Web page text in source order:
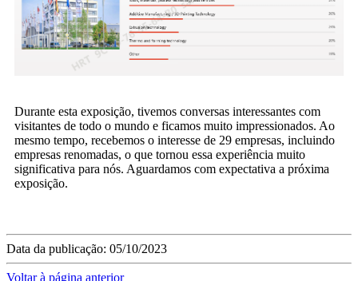
Durante esta exposição, tivemos conversas interessantes com
visitantes de todo o mundo e ficamos muito impressionados. Ao
mesmo tempo, recebemos o interesse de 29 empresas, incluindo
empresas renomadas, o que tornou essa experiência muito
significativa para nós. Aguardamos com expectativa a próxima
exposição.
Data da publicação: 05/10/2023
Voltar à página anterior